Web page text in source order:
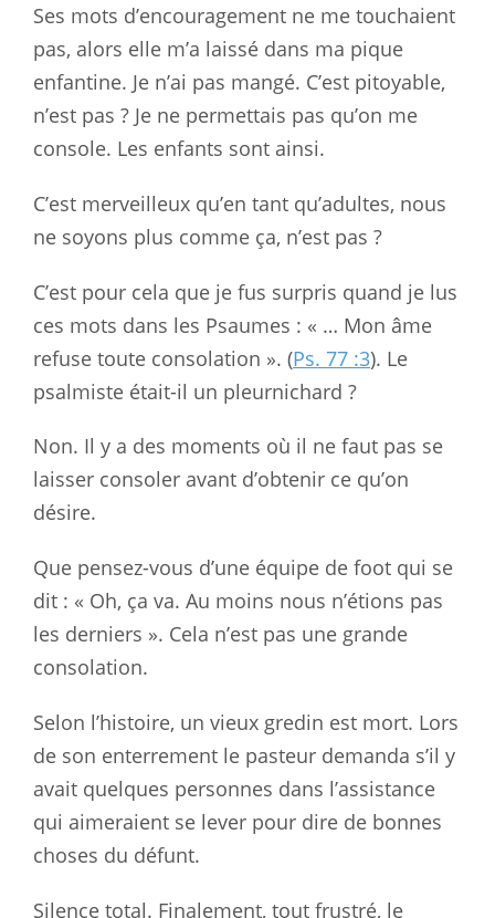
Ses mots d’encouragement ne me touchaient
pas, alors elle m’a laissé dans ma pique
enfantine. Je n’ai pas mangé. C’est pitoyable,
n’est pas ? Je ne permettais pas qu’on me
console. Les enfants sont ainsi.
C’est merveilleux qu’en tant qu’adultes, nous
ne soyons plus comme ça, n’est pas ?
C’est pour cela que je fus surpris quand je lus
ces mots dans les Psaumes : « … Mon âme
refuse toute consolation ». (Ps. 77 :3). Le
psalmiste était-il un pleurnichard ?
Non. Il y a des moments où il ne faut pas se
laisser consoler avant d’obtenir ce qu’on
désire.
Que pensez-vous d’une équipe de foot qui se
dit : « Oh, ça va. Au moins nous n’étions pas
les derniers ». Cela n’est pas une grande
consolation.
Selon l’histoire, un vieux gredin est mort. Lors
de son enterrement le pasteur demanda s’il y
avait quelques personnes dans l’assistance
qui aimeraient se lever pour dire de bonnes
choses du défunt.
Silence total. Finalement, tout frustré, le